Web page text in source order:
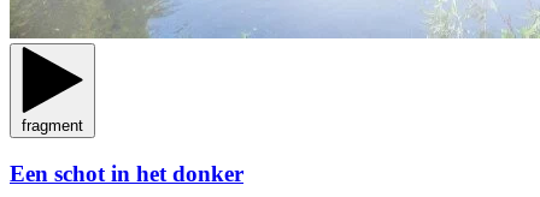
fragment
Een schot in het donker